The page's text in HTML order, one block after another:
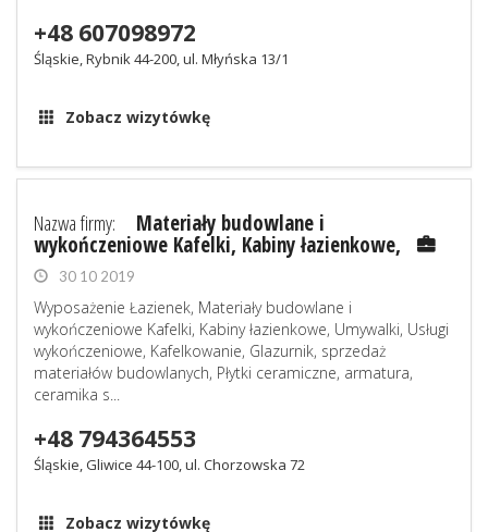
+48 607098972
Śląskie, Rybnik 44-200, ul. Młyńska 13/1
Zobacz wizytówkę
Nazwa firmy: Materiały budowlane i
wykończeniowe Kafelki, Kabiny łazienkowe,
30 10 2019
Wyposażenie Łazienek, Materiały budowlane i
wykończeniowe Kafelki, Kabiny łazienkowe, Umywalki, Usługi
wykończeniowe, Kafelkowanie, Glazurnik, sprzedaż
materiałów budowlanych, Płytki ceramiczne, armatura,
ceramika s...
+48 794364553
Śląskie, Gliwice 44-100, ul. Chorzowska 72
Zobacz wizytówkę